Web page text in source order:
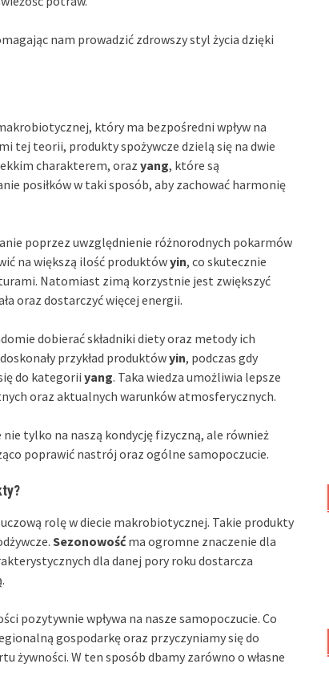
nam prowadzić zdrowszy styl życia dzięki
który ma bezpośredni wpływ na
tej teorii, produkty spożywcze dzielą się na dwie
charakterem, oraz yang, które są
posiłków w taki sposób, aby zachować harmonię
poprzez uwzględnienie różnorodnych pokarmów
na większą ilość produktówyin, co skutecznie
Natomiast zimą korzystnie jest zwiększyć
oraz dostarczyć więcej energii.
dobierać składniki diety oraz metody ich
przykład produktówyin, podczas gdy
do kategorii yang. Taka wiedza umożliwia lepsze
oraz aktualnych warunków atmosferycznych.
nie tylko na naszą kondycję fizyczną, ale również
poprawić nastrój oraz ogólne samopoczucie.
rolę w diecie makrobiotycznej. Takie produkty
Sezonowośćma ogromne znaczenie dla
dla danej pory roku dostarcza
pozytywnie wpływa na nasze samopoczucie. Co
gospodarkę oraz przyczyniamy się do
żywności. W ten sposób dbamy zarówno o własne